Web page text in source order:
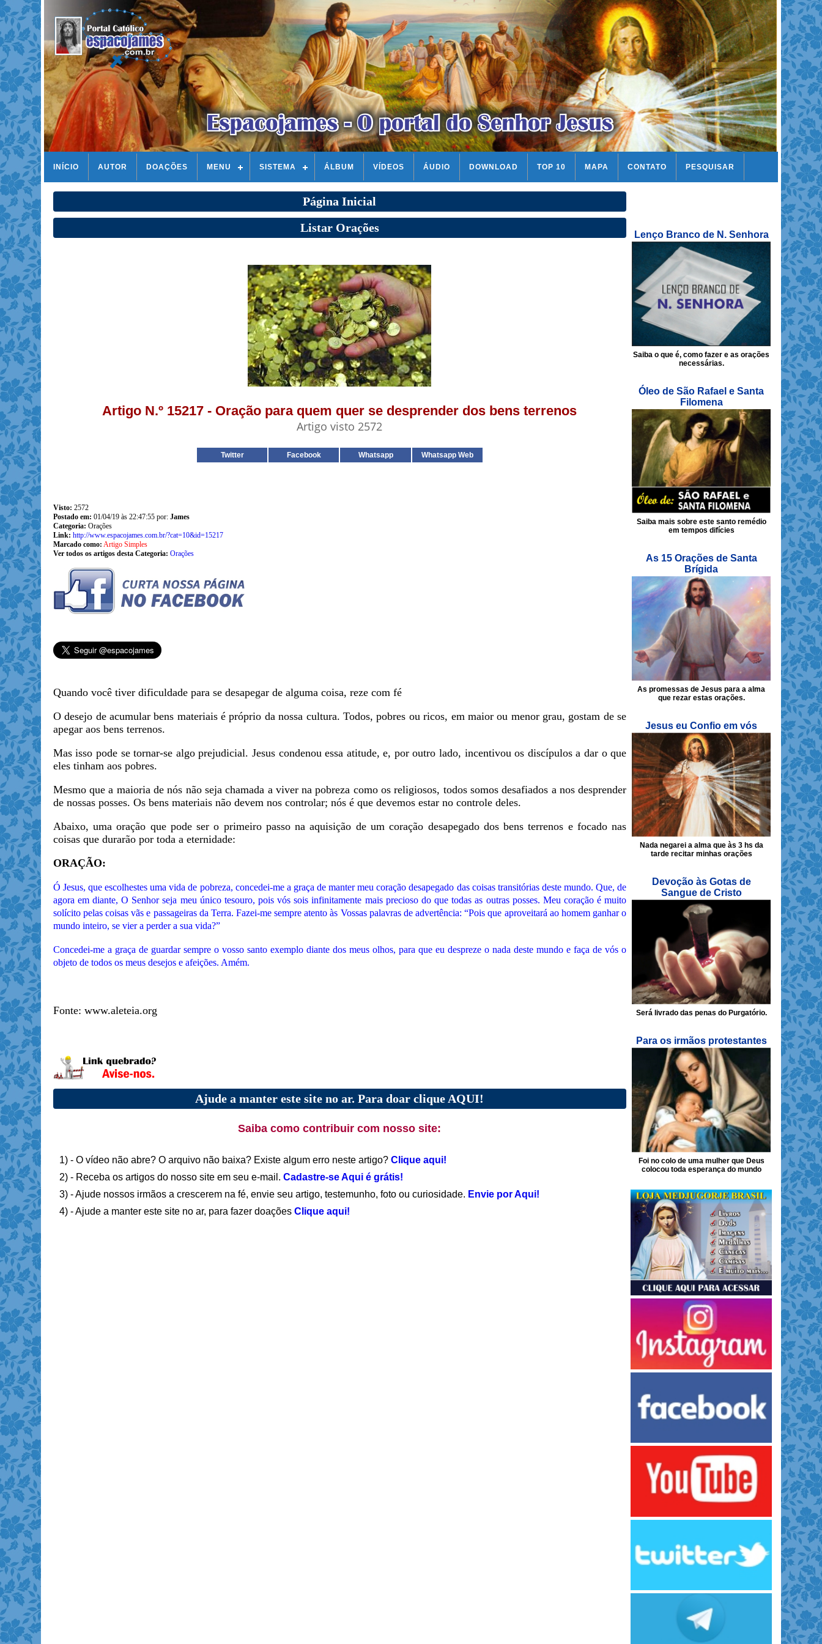
INÍCIO AUTOR DOAÇÕES MENU SISTEMA ÁLBUM VÍDEOS ÁUDIO DOWNLOAD TOP 10 MAPA CONTATO PESQUISAR
Página Inicial
Listar Orações
Artigo N.º 15217 - Oração para quem quer se desprender dos bens terrenos
Artigo visto 2572
Twitter Facebook Whatsapp Whatsapp Web
Visto: 2572
Postado em: 01/04/19 às 22:47:55 por: James
Categoria: Orações
Link: http://www.espacojames.com.br/?cat=10&id=15217
Marcado como: Artigo Simples
Ver todos os artigos desta Categoria: Orações
Quando você tiver dificuldade para se desapegar de alguma coisa, reze com fé
O desejo de acumular bens materiais é próprio da nossa cultura. Todos, pobres ou ricos, em maior ou menor grau, gostam de se
apegar aos bens terrenos.
Mas isso pode se tornar-se algo prejudicial. Jesus condenou essa atitude, e, por outro lado, incentivou os discípulos a dar o que
eles tinham aos pobres.
Mesmo que a maioria de nós não seja chamada a viver na pobreza como os religiosos, todos somos desafiados a nos desprender
de nossas posses. Os bens materiais não devem nos controlar; nós é que devemos estar no controle deles.
Abaixo, uma oração que pode ser o primeiro passo na aquisição de um coração desapegado dos bens terrenos e focado nas
coisas que durarão por toda a eternidade:
ORAÇÃO:
Ó Jesus, que escolhestes uma vida de pobreza, concedei-me a graça de manter meu coração desapegado das coisas transitórias deste mundo. Que, de
agora em diante, O Senhor seja meu único tesouro, pois vós sois infinitamente mais precioso do que todas as outras posses. Meu coração é muito
solícito pelas coisas vãs e passageiras da Terra. Fazei-me sempre atento às Vossas palavras de advertência: “Pois que aproveitará ao homem ganhar o
mundo inteiro, se vier a perder a sua vida?”
Concedei-me a graça de guardar sempre o vosso santo exemplo diante dos meus olhos, para que eu despreze o nada deste mundo e faça de vós o
objeto de todos os meus desejos e afeições. Amém.
Fonte: www.aleteia.org
Ajude a manter este site no ar. Para doar clique AQUI!
Saiba como contribuir com nosso site:
1) - O vídeo não abre? O arquivo não baixa? Existe algum erro neste artigo? Clique aqui!
2) - Receba os artigos do nosso site em seu e-mail. Cadastre-se Aqui é grátis!
3) - Ajude nossos irmãos a crescerem na fé, envie seu artigo, testemunho, foto ou curiosidade. Envie por Aqui!
4) - Ajude a manter este site no ar, para fazer doações Clique aqui!
Lenço Branco de N. Senhora
Saiba o que é, como fazer e as orações
necessárias.
Óleo de São Rafael e Santa
Filomena
Saiba mais sobre este santo remédio
em tempos difícies
As 15 Orações de Santa
Brígida
As promessas de Jesus para a alma
que rezar estas orações.
Jesus eu Confio em vós
Nada negarei a alma que às 3 hs da
tarde recitar minhas orações
Devoção às Gotas de
Sangue de Cristo
Será livrado das penas do Purgatório.
Para os irmãos protestantes
Foi no colo de uma mulher que Deus
colocou toda esperança do mundo